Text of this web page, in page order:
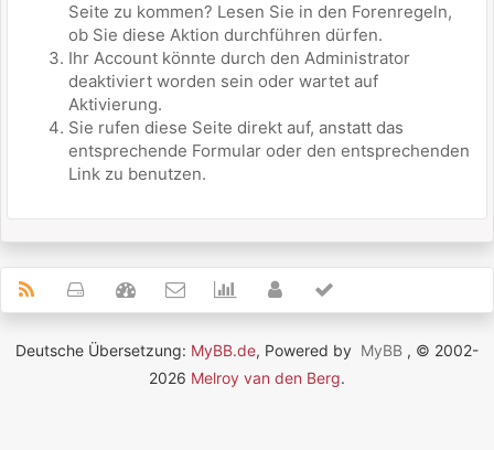
Seite zu kommen? Lesen Sie in den Forenregeln,
ob Sie diese Aktion durchführen dürfen.
Ihr Account könnte durch den Administrator
deaktiviert worden sein oder wartet auf
Aktivierung.
Sie rufen diese Seite direkt auf, anstatt das
entsprechende Formular oder den entsprechenden
Link zu benutzen.
Deutsche Übersetzung: MyBB.de, Powered by MyBB , © 2002-
2026 Melroy van den Berg.